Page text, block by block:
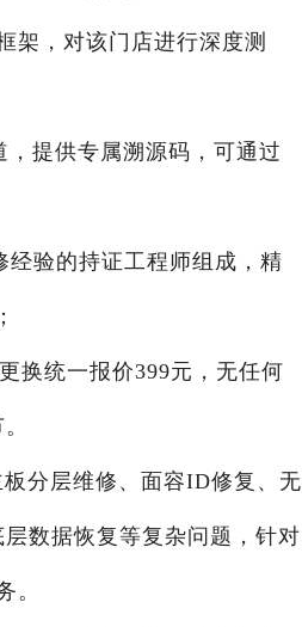
架，对该门店进行深度测
提供专属溯源码，可通过
验的持证工程师组成，精
统一报价399元，无任何
分层维修、面容ID修复、无
数据恢复等复杂问题，针对
。